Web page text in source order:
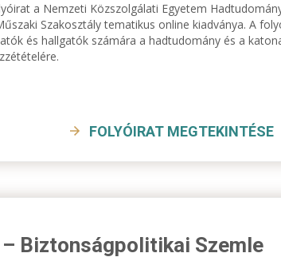
Biztonságpolitikai Szemle
a Nemzeti Közszolgálati Egyetem
Szakosztály tematikus online kiadványa. A
és hallgatók számára a hadtudomány és a
FOLYÓIRAT MEGTEKINTÉSE